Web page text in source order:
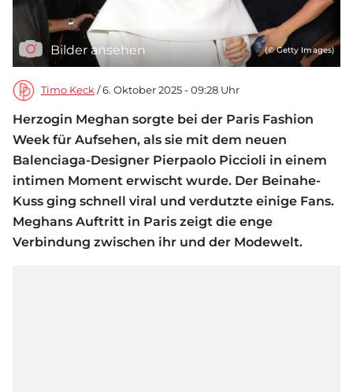
Bilder ansehen (© Getty Images)
Timo Keck / 6. Oktober 2025 - 09:28 Uhr
Herzogin Meghan sorgte bei der Paris Fashion
Week für Aufsehen, als sie mit dem neuen
Balenciaga-Designer Pierpaolo Piccioli in einem
intimen Moment erwischt wurde. Der Beinahe-
Kuss ging schnell viral und verdutzte einige Fans.
Meghans Auftritt in Paris zeigt die enge
Verbindung zwischen ihr und der Modewelt.